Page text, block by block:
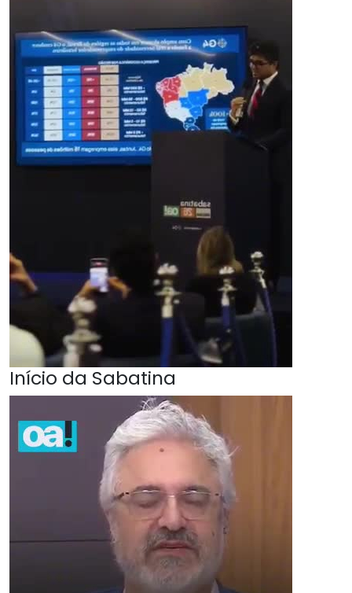
Início da Sabatina